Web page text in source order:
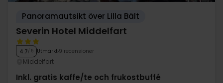
Panoramautsikt över Lilla Bält
Severin Hotel Middelfart
4.7/ 5 Utmärkt 9 recensioner
Middelfart
Inkl. gratis kaffe/te och frukostbuffé